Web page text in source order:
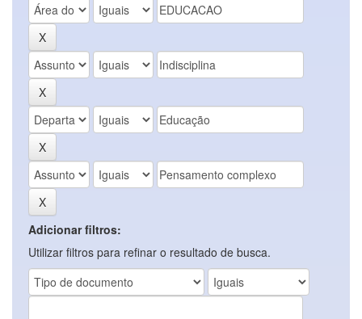
Adicionar filtros:
Utilizar filtros para refinar o resultado de busca.